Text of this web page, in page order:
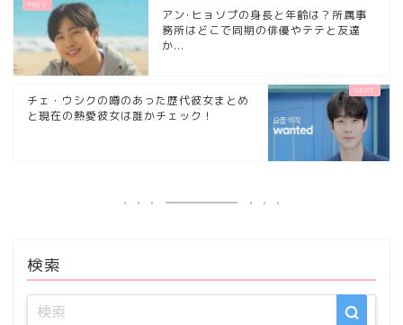
アン･ヒョソプの身長と年齢は？所属事
務所はどこで同期の俳優やテテと友達
か...
チェ・ウシクの噂のあった歴代彼女まとめ
と現在の熱愛彼女は誰かチェック！
検索